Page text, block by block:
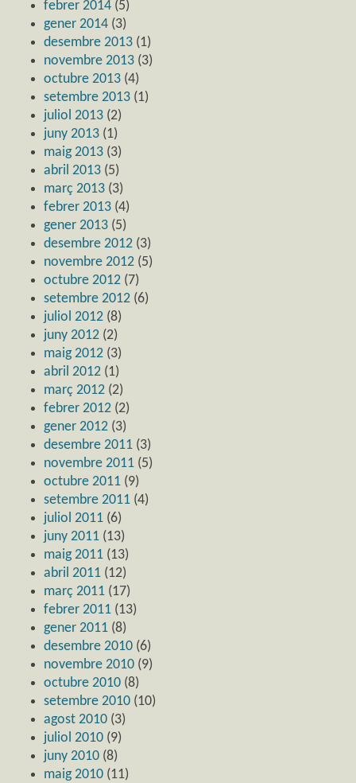
febrer 2014 (5)
gener 2014 (3)
desembre 2013 (1)
novembre 2013 (3)
octubre 2013 (4)
setembre 2013 (1)
juliol 2013 (2)
juny 2013 (1)
maig 2013 (3)
abril 2013 (5)
març 2013 (3)
febrer 2013 (4)
gener 2013 (5)
desembre 2012 (3)
novembre 2012 (5)
octubre 2012 (7)
setembre 2012 (6)
juliol 2012 (8)
juny 2012 (2)
maig 2012 (3)
abril 2012 (1)
març 2012 (2)
febrer 2012 (2)
gener 2012 (3)
desembre 2011 (3)
novembre 2011 (5)
octubre 2011 (9)
setembre 2011 (4)
juliol 2011 (6)
juny 2011 (13)
maig 2011 (13)
abril 2011 (12)
març 2011 (17)
febrer 2011 (13)
gener 2011 (8)
desembre 2010 (6)
novembre 2010 (9)
octubre 2010 (8)
setembre 2010 (10)
agost 2010 (3)
juliol 2010 (9)
juny 2010 (8)
maig 2010 (11)